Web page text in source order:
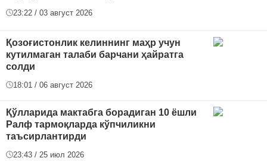
23:22 / 03 август 2026
Қозоғистонлик келиннинг маҳр учун
кутилмаган талаби барчани ҳайратга
солди
18:01 / 06 август 2026
Қўлларида мактабга борадиган 10 ёшли
Ралф тармоқларда кўпчиликни
таъсирлантирди
23:43 / 25 июл 2026